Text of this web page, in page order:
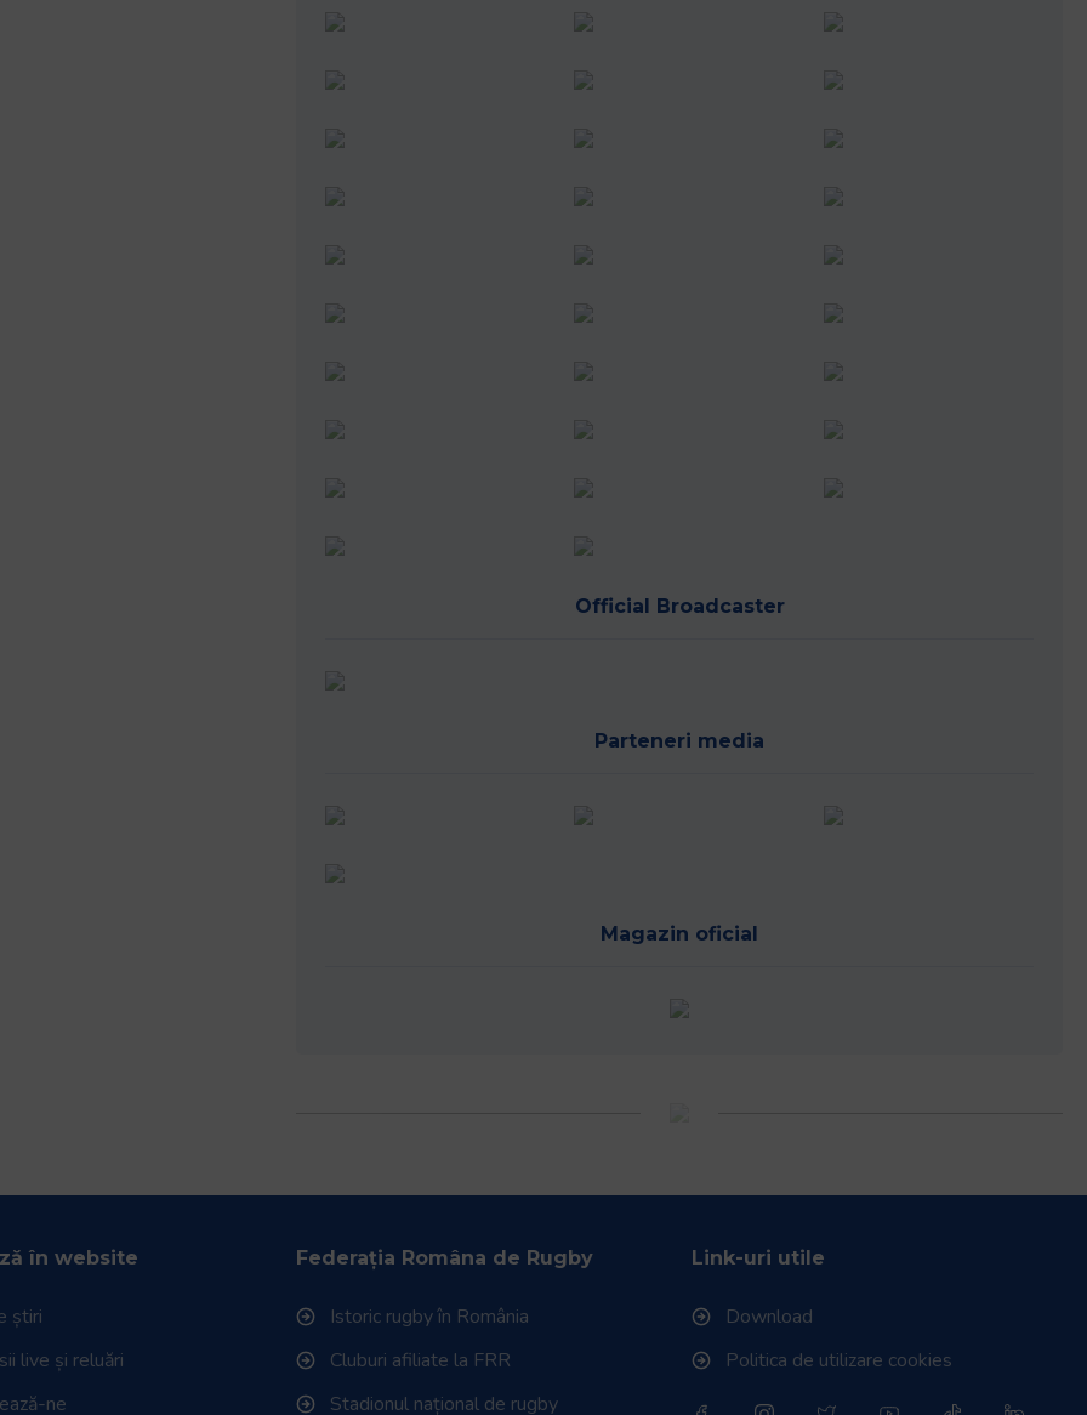
Official Broadcaster
Parteneri media
Magazin oficial
în website
știri
live și reluări
ne
Federația Româna de Rugby
Istoric rugby în România
Cluburi afiliate la FRR
Stadionul național de rugby
Link-uri utile
Download
Politica de utilizare cookies